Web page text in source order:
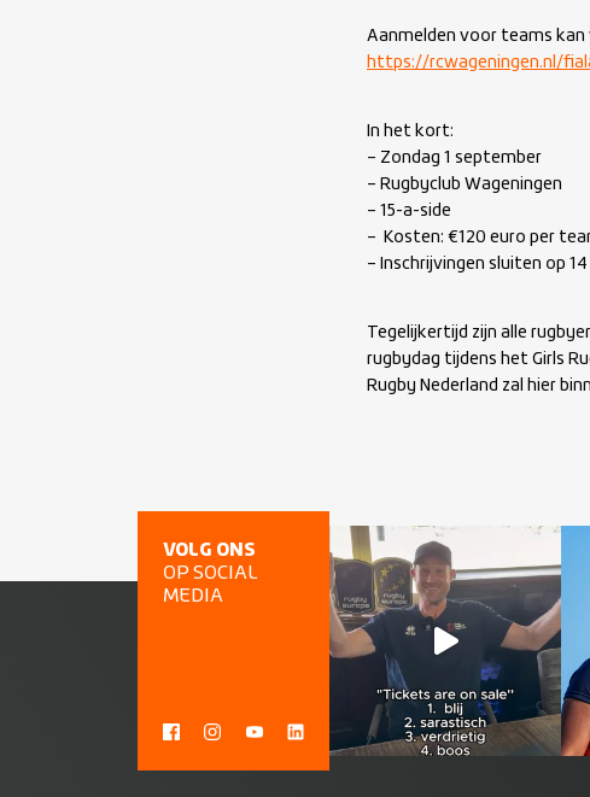
Aanmelden voor teams kan
https://rcwageningen.nl/
In het kort:
– Zondag 1 september
– Rugbyclub Wageningen
– 15-a-side
– Kosten: €120 euro per
– Inschrijvingen sluiten op
Tegelijkertijd zijn alle
rugbydag tijdens het Girls
Rugby Nederland zal hier
VOLG ONS
OP SOCIAL
MEDIA